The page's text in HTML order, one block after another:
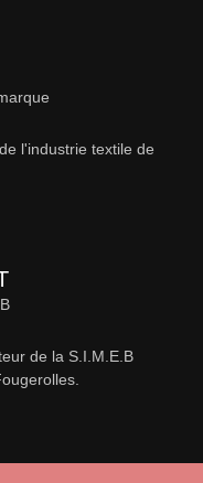
l'industrie textile de
de la S.I.M.E.B